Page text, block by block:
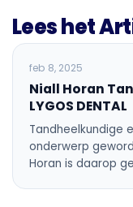
Lees het
ALGEMENE
feb 8, 2025
Niall Horan
LYGOS DENTAL
Tandheelkundige
onderwerp
Horan is daarop